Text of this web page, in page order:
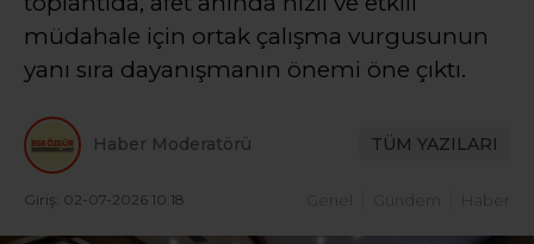
müdahale için ortak çalışma vurgusunun
yanı sıra dayanışmanın önemi öne çıktı.
Haber Moderatörü TÜM YAZILARI
Giriş: 02-07-2026 10:18 Gündem Haber